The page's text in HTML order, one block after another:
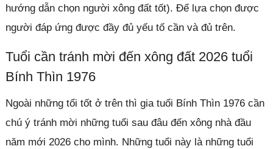
hướng dẫn chọn người xông đất tốt). Để lựa chọn được
người đáp ứng được đầy đủ yếu tố cần và đủ trên.
Tuổi cần tránh mời đến xông đất 2026 tuổi
Bính Thìn 1976
Ngoài những tổi tốt ở trên thì gia tuổi Bính Thìn 1976 cần
chú ý tránh mời những tuổi sau đâu đến xông nhà đầu
năm mới 2026 cho mình. Những tuổi này là những tuổi